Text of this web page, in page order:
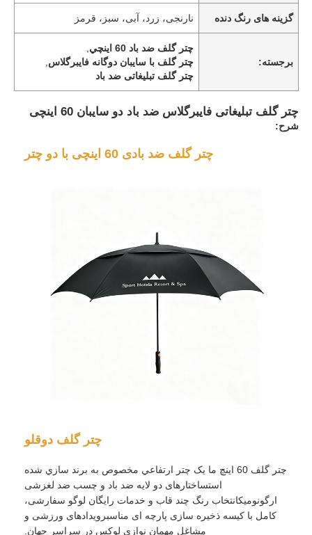
خانه
گزینه های رنگ دنده نارنجی، زرد، آبی، سبز، قرمز
برجسته:
چتر گلف ضد باد 60 اينچي
چتر گلف با سایبان دوگانه فایبرگلاس
چتر گلف تبلیغاتی ضد باد
چتر گلف تبلیغاتی فایبرگلاس ضد باد دو سایبان 60 اینچی
شرح:
چتر گلف ضد بادی 60 اینچی با دو چتر
چتر گلف دوقلو
چتر گلف 60 اينچ ما يک چتر ارتفاعي مخصوص به برند سازي شده
استساختارهای دو لایه ضد باد و چسب ضد لغزشی
ارگونومیکانتخاب رنگ چند قاب و خدمات رایگان لوگو سفارشی،
کامل با کیسه ذخیره سازی پارچه ای مناسبرویدادهای ورزشی و
مشاغل مهمان نوازی لوکس در سراسر جهان.